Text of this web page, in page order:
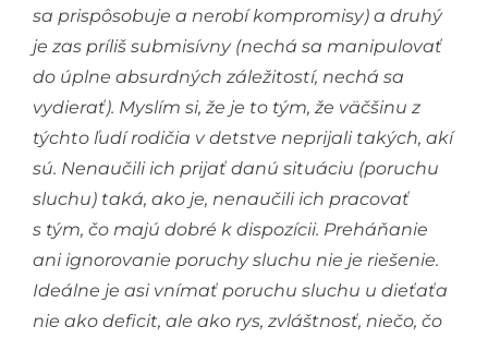
sa prispôsobuje a nerobí kompromisy) a druhý
je zas príliš submisívny (nechá sa manipulovať
do úplne absurdných záležitostí, nechá sa
vydierať). Myslím si, že je to tým, že väčšinu z
týchto ľudí rodičia v detstve neprijali takých, akí
sú. Nenaučili ich prijať danú situáciu (poruchu
sluchu) taká, ako je, nenaučili ich pracovať
s tým, čo majú dobré k dispozícii. Preháňanie
ani ignorovanie poruchy sluchu nie je riešenie.
Ideálne je asi vnímať poruchu sluchu u dieťaťa
nie ako deficit, ale ako rys, zvláštnosť, niečo, čo